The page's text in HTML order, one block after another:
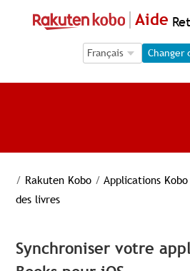
Aide
Language
Language Changer
/ Rakuten Kobo / Applications Kobo
des livres
Synchroniser votre